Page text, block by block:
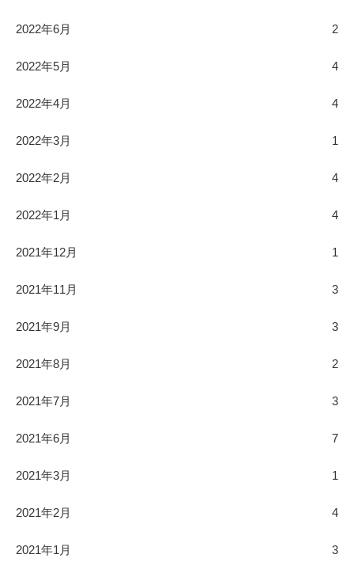
2022年6月 2
2022年5月 4
2022年4月 4
2022年3月 1
2022年2月 4
2022年1月 4
2021年12月 1
2021年11月 3
2021年9月 3
2021年8月 2
2021年7月 3
2021年6月 7
2021年3月 1
2021年2月 4
2021年1月 3